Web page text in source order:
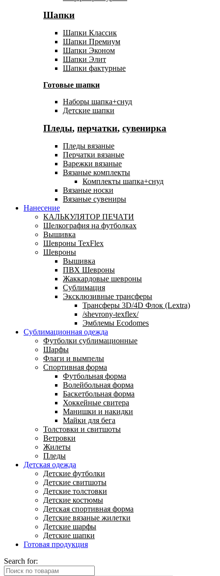
Шапки
Шапки Классик
Шапки Премиум
Шапки Эконом
Шапки Элит
Шапки фактурные
Готовые шапки
Наборы шапка+снуд
Детские шапки
Пледы, перчатки, сувенирка
Пледы вязаные
Перчатки вязаные
Варежки вязаные
Вязаные комплекты
Комплекты шапка+снуд
Вязаные носки
Вязаные сувениры
Нанесение
КАЛЬКУЛЯТОР ПЕЧАТИ
Шелкография на футболках
Вышивка
Шевроны TexFlex
Шевроны
Вышивка
ПВХ Шевроны
Жаккардовые шевроны
Сублимация
Эксклюзивные трансферы
Трансферы 3D/4D Флок (Lextra)
/shevrony-texflex/
Эмблемы Ecodomes
Сублимационная одежда
Футболки сублимационные
Шарфы
Флаги и вымпелы
Спортивная форма
Футбольная форма
Волейбольная форма
Баскетбольная форма
Хоккейные свитера
Манишки и накидки
Майки для бега
Толстовки и свитшоты
Ветровки
Жилеты
Пледы
Детская одежда
Детские футболки
Детские свитшоты
Детские толстовки
Детские костюмы
Детская спортивная форма
Детские вязаные жилетки
Детские шарфы
Детские шапки
Готовая продукция
Search for: